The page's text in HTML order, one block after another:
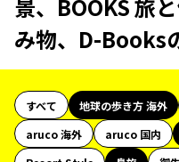
景、BOOKS 旅
み物、D-Books
すべて 地球の歩き方 海外
aruco 海外
aruco 国内